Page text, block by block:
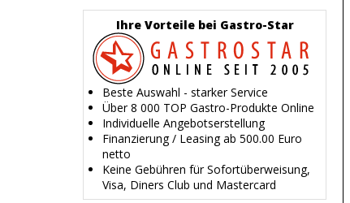
Ihre Vorteile bei Gastro-Star
Beste Auswahl - starker Service
Über 8 000 TOP Gastro-Produkte Online
Individuelle Angebotserstellung
Finanzierung / Leasing ab 500.00 Euro
netto
Keine Gebühren für Sofortüberweisung,
Visa, Diners Club und Mastercard